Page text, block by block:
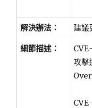
解決辦法： 建議
細節描述：
攻擊